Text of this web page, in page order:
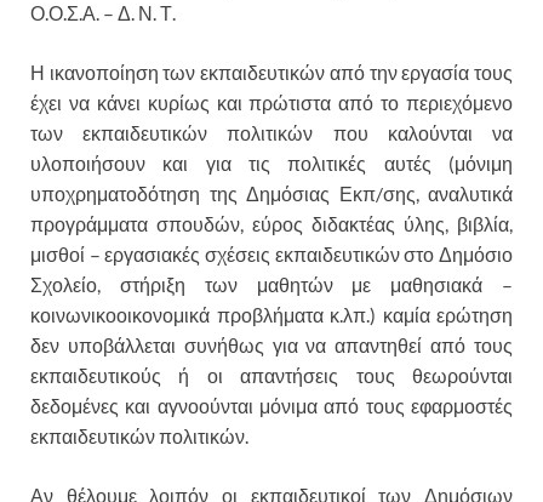
Ο.Ο.Σ.Α. – Δ. Ν. Τ.
Η ικανοποίηση των εκπαιδευτικών από την εργασία τους
έχει να κάνει κυρίως και πρώτιστα από το περιεχόμενο
των εκπαιδευτικών πολιτικών που καλούνται να
υλοποιήσουν και για τις πολιτικές αυτές (μόνιμη
υποχρηματοδότηση της Δημόσιας Εκπ/σης, αναλυτικά
προγράμματα σπουδών, εύρος διδακτέας ύλης, βιβλία,
μισθοί – εργασιακές σχέσεις εκπαιδευτικών στο Δημόσιο
Σχολείο, στήριξη των μαθητών με μαθησιακά –
κοινωνικοοικονομικά προβλήματα κ.λπ.) καμία ερώτηση
δεν υποβάλλεται συνήθως για να απαντηθεί από τους
εκπαιδευτικούς ή οι απαντήσεις τους θεωρούνται
δεδομένες και αγνοούνται μόνιμα από τους εφαρμοστές
εκπαιδευτικών πολιτικών.
Αν θέλουμε λοιπόν οι εκπαιδευτικοί των Δημόσιων